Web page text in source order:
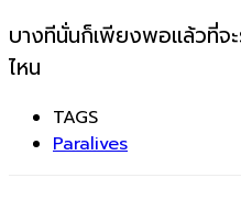
บางทีนั่นก็เพียงพอแล้วที่จ
ไหน
TAGS
Paralives